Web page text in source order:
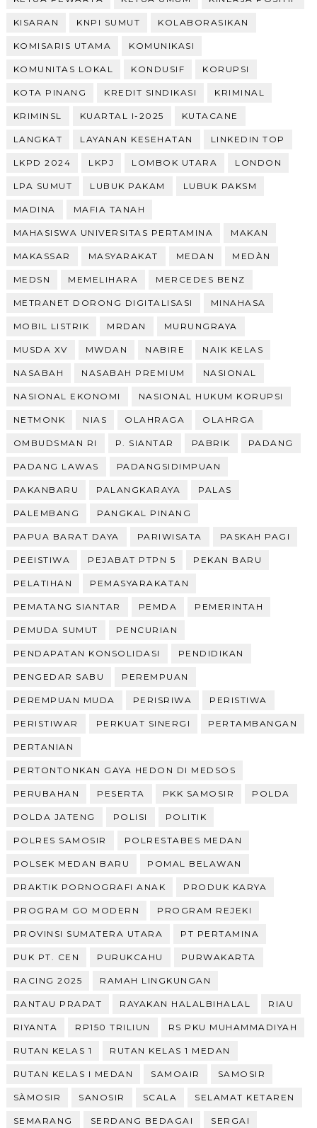
KISARAN KNPI SUMUT KOLABORASIKAN
KOMISARIS UTAMA KOMUNIKASI
KOMUNITAS LOKAL KONDUSIF KORUPSI
KOTA PINANG KREDIT SINDIKASI KRIMINAL
KRIMINSL KUARTAL I-2025 KUTACANE
LANGKAT LAYANAN KESEHATAN LINKEDIN TOP
LKPD 2024 LKPJ LOMBOK UTARA LONDON
LPA SUMUT LUBUK PAKAM LUBUK PAKSM
MADINA MAFIA TANAH
MAHASISWA UNIVERSITAS PERTAMINA MAKAN
MAKASSAR MASYARAKAT MEDAN MEDÀN
MEDSN MEMELIHARA MERCEDES BENZ
METRANET DORONG DIGITALISASI MINAHASA
MOBIL LISTRIK MRDAN MURUNGRAYA
MUSDA XV MWDAN NABIRE NAIK KELAS
NASABAH NASABAH PREMIUM NASIONAL
NASIONAL EKONOMI NASIONAL HUKUM KORUPSI
NETMONK NIAS OLAHRAGA OLAHRGA
OMBUDSMAN RI P. SIANTAR PABRIK PADANG
PADANG LAWAS PADANGSIDIMPUAN
PAKANBARU PALANGKARAYA PALAS
PALEMBANG PANGKAL PINANG
PAPUA BARAT DAYA PARIWISATA PASKAH PAGI
PEEISTIWA PEJABAT PTPN 5 PEKAN BARU
PELATIHAN PEMASYARAKATAN
PEMATANG SIANTAR PEMDA PEMERINTAH
PEMUDA SUMUT PENCURIAN
PENDAPATAN KONSOLIDASI PENDIDIKAN
PENGEDAR SABU PEREMPUAN
PEREMPUAN MUDA PERISRIWA PERISTIWA
PERISTIWAR PERKUAT SINERGI PERTAMBANGAN
PERTANIAN
PERTONTONKAN GAYA HEDON DI MEDSOS
PERUBAHAN PESERTA PKK SAMOSIR POLDA
POLDA JATENG POLISI POLITIK
POLRES SAMOSIR POLRESTABES MEDAN
POLSEK MEDAN BARU POMAL BELAWAN
PRAKTIK PORNOGRAFI ANAK PRODUK KARYA
PROGRAM GO MODERN PROGRAM REJEKI
PROVINSI SUMATERA UTARA PT PERTAMINA
PUK PT. CEN PURUKCAHU PURWAKARTA
RACING 2025 RAMAH LINGKUNGAN
RANTAU PRAPAT RAYAKAN HALALBIHALAL RIAU
RIYANTA RP150 TRILIUN RS PKU MUHAMMADIYAH
RUTAN KELAS 1 RUTAN KELAS 1 MEDAN
RUTAN KELAS I MEDAN SAMOAIR SAMOSIR
SÀMOSIR SANOSIR SCALA SELAMAT KETAREN
SEMARANG SERDANG BEDAGAI SERGAI